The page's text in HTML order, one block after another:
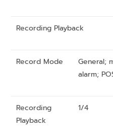
Recording Playback
Record Mode
General;
alarm;
Recording
Playback
1/4